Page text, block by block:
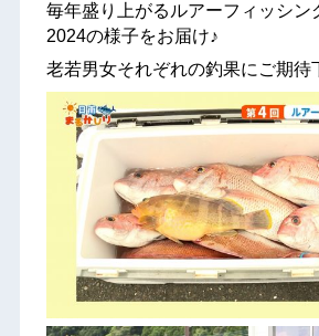
毎年盛り上がるルアーフィッシン
2024の様子をお届け♪
老若男女それぞれの釣果にご期待